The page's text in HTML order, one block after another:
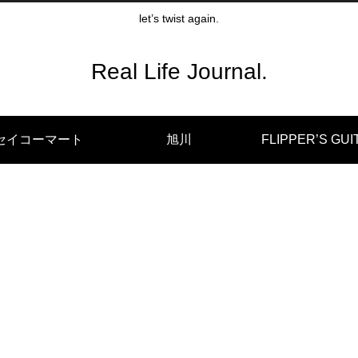
let’s twist again.
Real Life Journal.
イコーマート 旭川 FLIPPER’S